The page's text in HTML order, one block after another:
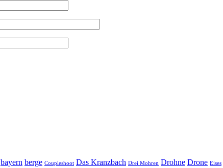
bayern berge Coupleshoot Das Kranzbach Drei Mohren Drohne Drone Eises